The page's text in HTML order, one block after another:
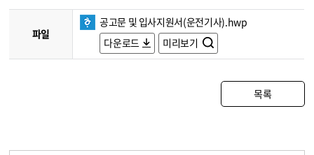
파일
공고문 및 입사지원서(운전기사).hwp
다운로드
미리보기
목록